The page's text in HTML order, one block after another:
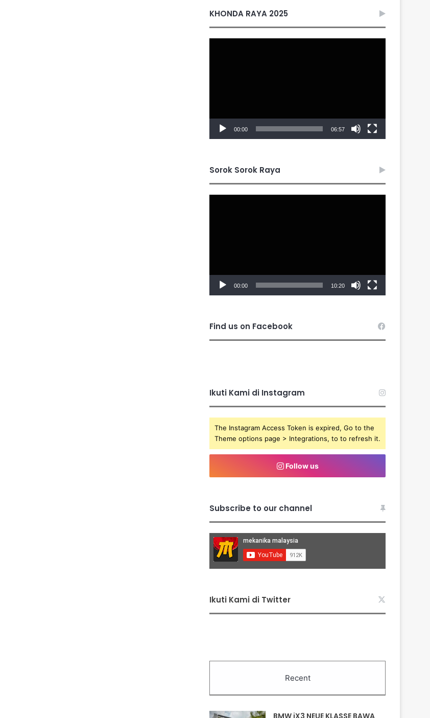
KHONDA RAYA 2025
00:00 06:57
Sorok Sorok Raya
00:00 10:20
Find us on Facebook
Ikuti Kami di Instagram
The Instagram Access Token is expired, Go to the
Theme options page > Integrations, to to refresh it.
Follow us
Subscribe to our channel
Ikuti Kami di Twitter
Recent
BMW iX3 NEUE KLASSE BAWA